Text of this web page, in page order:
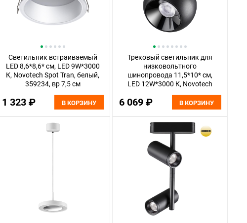
Светильник встраиваемый
LED 8,6*8,6* см, LED 9W*3000
К, Novotech Spot Tran, белый,
359234, вр 7,5 см
1 323 ₽ В КОРЗИНУ
Трековый светильник для
низковольтного
шинопровода 11,5*10* см,
LED 12W*3000 К, Novotech
6 069 ₽ В КОРЗИНУ